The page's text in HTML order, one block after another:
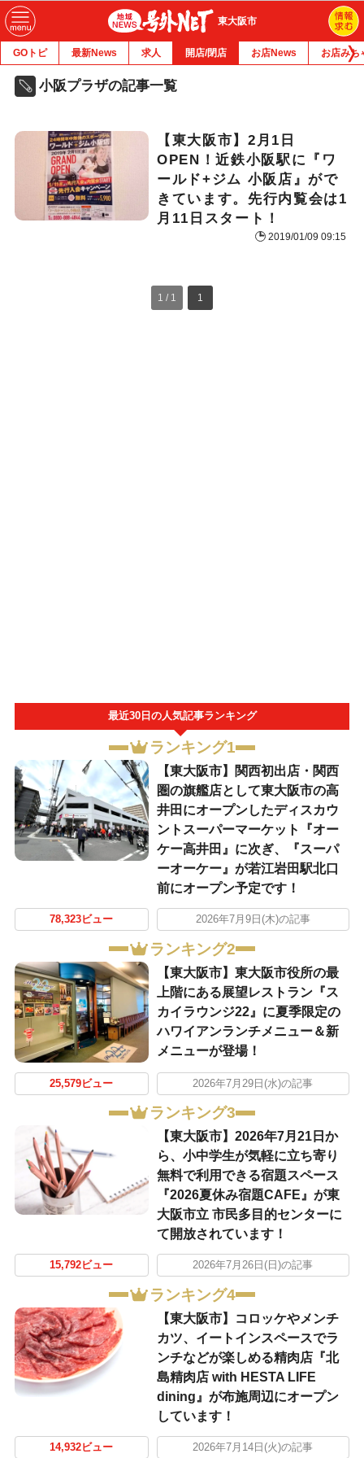
東大阪市
GOトピ 最新News 求人 開店/閉店 お店News お店みち
小阪プラザの記事一覧
【東大阪市】2月1日
OPEN！近鉄小阪駅に『ワ
ールド+ジム 小阪店』がで
きています。先行内覧会は1
月11日スタート！
2019/01/09 09:15
1 / 1 1
最近30日の人気記事ランキング
ランキング1
【東大阪市】関西初出店・関西
圏の旗艦店として東大阪市の高
井田にオープンしたディスカウ
ントスーパーマーケット『オー
ケー高井田』に次ぎ、『スーパ
ーオーケー』が若江岩田駅北口
前にオープン予定です！
78,323ビュー 2026年7月9日(木)の記事
ランキング2
【東大阪市】東大阪市役所の最
上階にある展望レストラン『ス
カイラウンジ22』に夏季限定の
ハワイアンランチメニュー＆新
メニューが登場！
25,579ビュー 2026年7月29日(水)の記事
ランキング3
【東大阪市】2026年7月21日か
ら、小中学生が気軽に立ち寄り
無料で利用できる宿題スペース
『2026夏休み宿題CAFE』が東
大阪市立 市民多目的センターに
て開放されています！
15,792ビュー 2026年7月26日(日)の記事
ランキング4
【東大阪市】コロッケやメンチ
カツ、イートインスペースでラ
ンチなどが楽しめる精肉店『北
島精肉店 with HESTA LIFE
dining』が布施周辺にオープン
しています！
14,932ビュー 2026年7月14日(火)の記事